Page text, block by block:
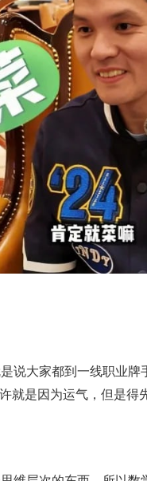
说大家都到一线职业
就是因为运气，但是得